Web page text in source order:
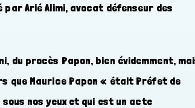
Arié Alimi, avocat défenseur des
du procès Papon, bien évidemment,
que Maurice Papon « était Préfet de
nos yeux et qui est un acte